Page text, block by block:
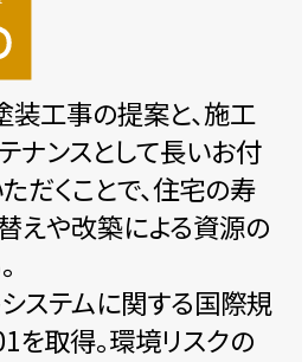
工事の提案と、施工
ナンスとして長いお付
だくことで、住宅の寿
えや改築による資源の
ステムに関する国際規
を取得。環境リスクの